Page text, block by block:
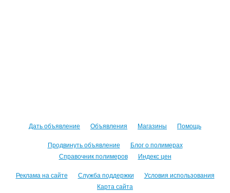
Дать объявление Объявления Магазины Помощь
Продвинуть объявление
Блог о полимерах
Справочник полимеров
Индекс цен
Реклама на сайте Служба поддержки
Условия использования
Карта сайта